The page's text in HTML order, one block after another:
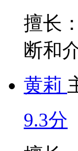
擅长
断和
黄莉
9.3分